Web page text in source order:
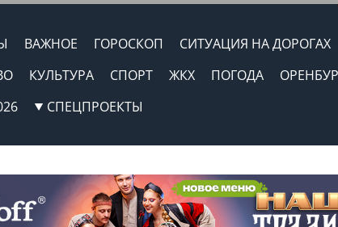
ВАЖНОЕ ГОРОСКОП СИТУАЦИЯ НА ДОРОГАХ
КУЛЬТУРА СПОРТ ЖКХ ПОГОДА
СПЕЦПРОЕКТЫ